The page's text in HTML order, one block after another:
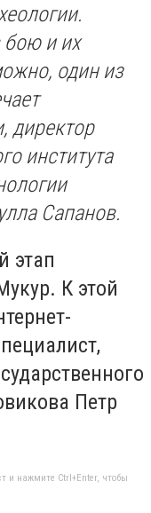
и их
один из
директор
института
Сапанов.
этап
К этой
Петр
и нажмите Ctrl+Enter, чтобы